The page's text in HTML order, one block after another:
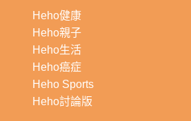
Heho健康
Heho親子
Heho生活
Heho癌症
Heho Sports
Heho討論版